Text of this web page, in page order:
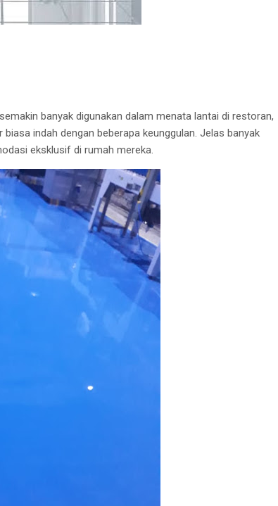
banyak digunakan dalam menata lantai di restoran,
indah dengan beberapa keunggulan. Jelas banyak
eksklusif di rumah mereka.